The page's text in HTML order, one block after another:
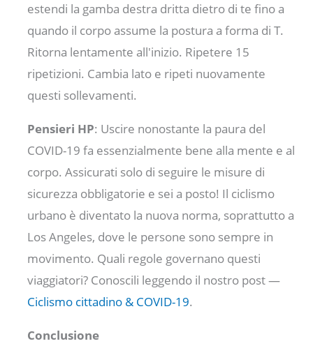
estendi la gamba destra dritta dietro di te fino a
quando il corpo assume la postura a forma di T.
Ritorna lentamente all'inizio. Ripetere 15
ripetizioni. Cambia lato e ripeti nuovamente
questi sollevamenti.
Pensieri HP: Uscire nonostante la paura del
COVID-19 fa essenzialmente bene alla mente e al
corpo. Assicurati solo di seguire le misure di
sicurezza obbligatorie e sei a posto! Il ciclismo
urbano è diventato la nuova norma, soprattutto a
Los Angeles, dove le persone sono sempre in
movimento. Quali regole governano questi
viaggiatori? Conoscili leggendo il nostro post —
Ciclismo cittadino & COVID-19.
Conclusione